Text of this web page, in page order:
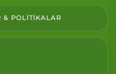
& POLITIKALAR